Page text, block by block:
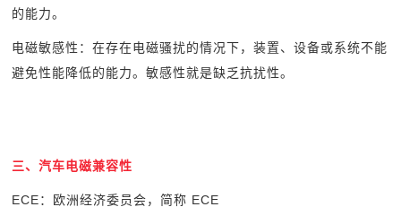
的能力。
电磁敏感性：在存在电磁骚扰的情况下，装置、设备或系统不能
避免性能降低的能力。敏感性就是缺乏抗扰性。
三、汽车电磁兼容性
ECE：欧洲经济委员会，简称 ECE